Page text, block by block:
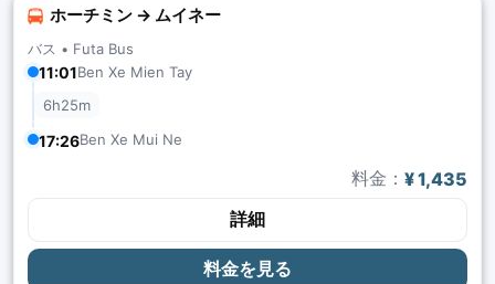
ホーチミン → ムイネー
バス • Futa Bus
11:01Ben Xe Mien Tay
6h25m
17:26Ben Xe Mui Ne
料金： ¥ 1,435
詳細
料金を見る